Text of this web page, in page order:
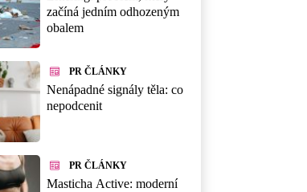
začíná jedním odhozeným
obalem
PR ČLÁNKY
Nenápadné signály těla: co
nepodcenit
PR ČLÁNKY
Masticha Active: moderní